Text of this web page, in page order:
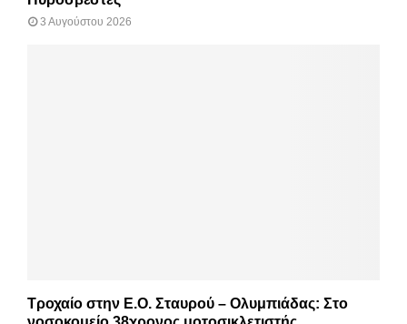
3 Αυγούστου 2026
Τροχαίο στην Ε.Ο. Σταυρού – Ολυμπιάδας: Στο